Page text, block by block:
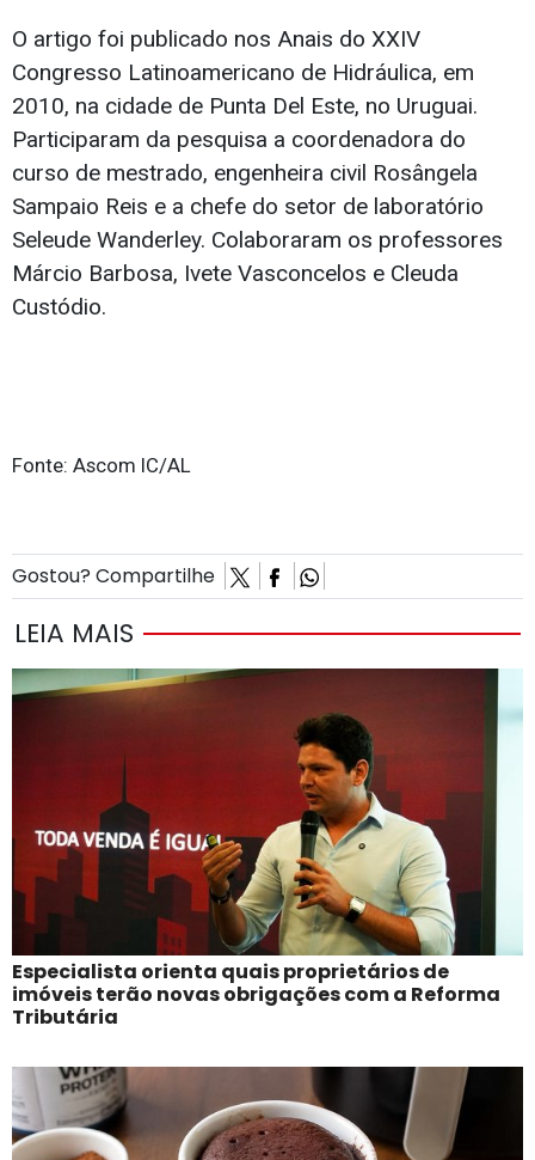
O artigo foi publicado nos Anais do XXIV
Congresso Latinoamericano de Hidráulica, em
2010, na cidade de Punta Del Este, no Uruguai.
Participaram da pesquisa a coordenadora do
curso de mestrado, engenheira civil Rosângela
Sampaio Reis e a chefe do setor de laboratório
Seleude Wanderley. Colaboraram os professores
Márcio Barbosa, Ivete Vasconcelos e Cleuda
Custódio.
Fonte: Ascom IC/AL
Gostou? Compartilhe
LEIA MAIS
Especialista orienta quais proprietários de
imóveis terão novas obrigações com a Reforma
Tributária